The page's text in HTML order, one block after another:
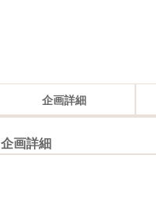
企画詳細
企画詳細